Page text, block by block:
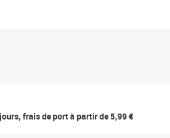
frais de port à partir de 5,99 €